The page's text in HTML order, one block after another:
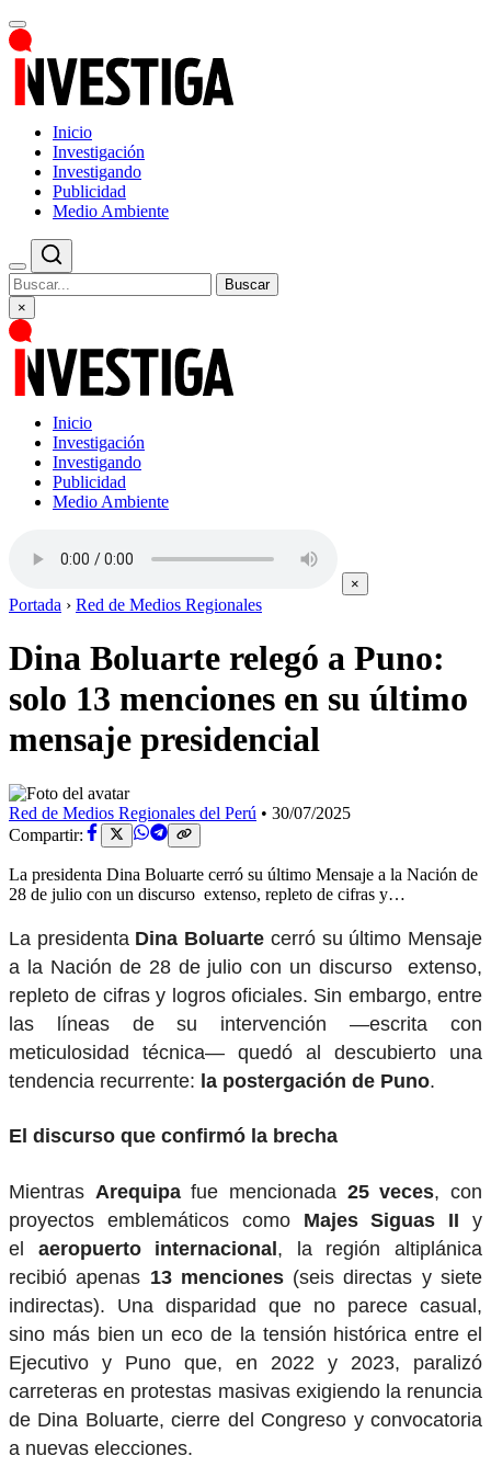
Inicio
Investigación
Investigando
Publicidad
Medio Ambiente
Buscar
×
Inicio
Investigación
Investigando
Publicidad
Medio Ambiente
×
Portada › Red de Medios Regionales
Dina Boluarte relegó a Puno:
solo 13 menciones en su último
mensaje presidencial
Red de Medios Regionales del Perú • 30/07/2025
Compartir:
La presidenta Dina Boluarte cerró su último Mensaje a la Nación de
28 de julio con un discurso extenso, repleto de cifras y…
La presidenta Dina Boluarte cerró su último Mensaje
a la Nación de 28 de julio con un discurso extenso,
repleto de cifras y logros oficiales. Sin embargo, entre
las líneas de su intervención —escrita con
meticulosidad técnica— quedó al descubierto una
tendencia recurrente: la postergación de Puno.
El discurso que confirmó la brecha
Mientras Arequipafue mencionada 25 veces, con
proyectos emblemáticos como Majes Siguas II y
el aeropuerto internacional , la región altiplánica
recibió apenas 13 menciones(seis directas y siete
indirectas). Una disparidad que no parece casual,
sino más bien un eco de la tensión histórica entre el
Ejecutivo y Puno que, en 2022 y 2023, paralizó
carreteras en protestas masivas exigiendo la renuncia
de Dina Boluarte, cierre del Congreso y convocatoria
a nuevas elecciones.